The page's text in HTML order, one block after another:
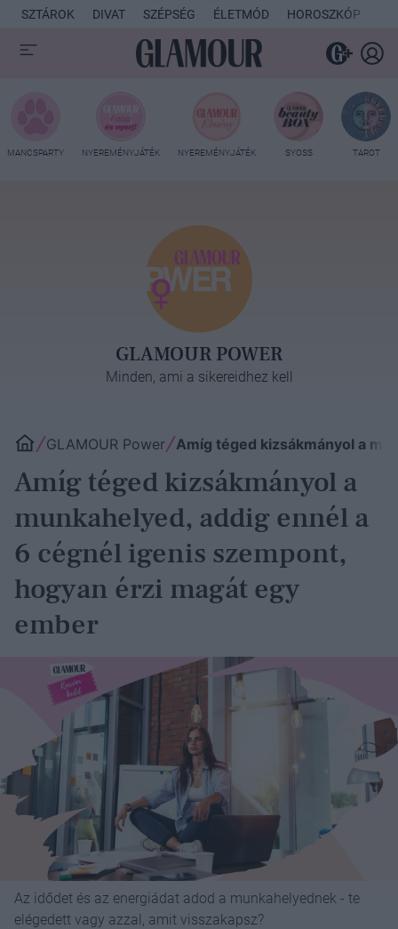
SZTÁROK DIVAT SZÉPSÉG ÉLETMÓD HOROSZKÓP
MANCSPARTY NYEREMÉNYJÁTÉK NYEREMÉNYJÁTÉK SYOSS TAROT
GLAMOUR POWER
Minden, ami a sikereidhez kell
GLAMOUR Power Amíg téged kizsákmányol a
Amíg téged kizsákmányol a
munkahelyed, addig ennél a
6 cégnél igenis szempont,
hogyan érzi magát egy
ember
Az idődet és az energiádat adod a munkahelyednek - te
elégedett vagy azzal, amit visszakapsz?